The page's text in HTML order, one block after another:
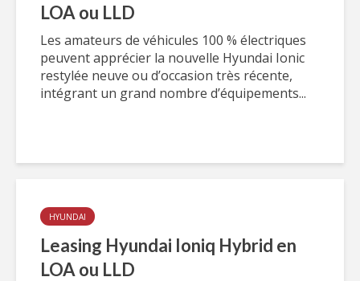
LOA ou LLD
Les amateurs de véhicules 100 % électriques
peuvent apprécier la nouvelle Hyundai Ionic
restylée neuve ou d’occasion très récente,
intégrant un grand nombre d’équipements...
HYUNDAI
Leasing Hyundai Ioniq Hybrid en
LOA ou LLD